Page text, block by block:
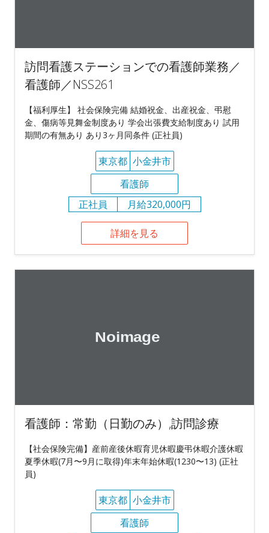
訪問看護ステーションでの看護師業務／
看護師／NSS261
【福利厚生】 社会保険完備 結婚祝金、出産祝金、弔慰
金、傷病等見舞金制度あり 学会出張費支給制度あり 試用
期間の有無あり あり3ヶ月同条件 (正社員)
東京都 小金井市
看護師
正社員
月給320,000円
詳細を見る
看護師：常勤（日勤のみ）,訪問診療
【社会保険完備】産前産後休暇育児休暇慶弔休暇介護休暇
夏季休暇(7月〜9月に取得)年末年始休暇(1230〜13) (正社
員)
東京都 小金井市
看護師